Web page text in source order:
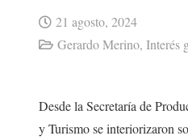
21 agosto, 2024
Gerardo Merino, Interés
Desde la Secretaría de
y Turismo se interiorizaron